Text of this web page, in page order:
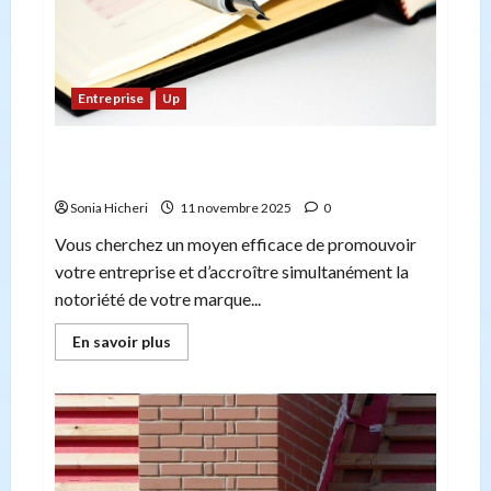
Entreprise Up
Sonia Hicheri 11 novembre 2025 0
Vous cherchez un moyen efficace de promouvoir
votre entreprise et d’accroître simultanément la
notoriété de votre marque...
En savoir plus
savoir
Comment
choisir
le
stylo
imprimé
adapté